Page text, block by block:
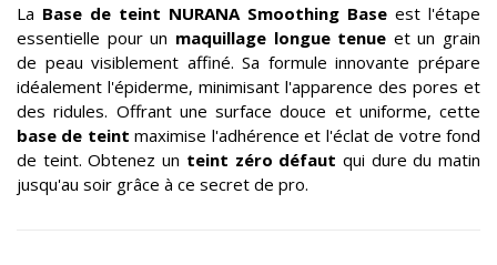
La Base de teint NURANA Smoothing Base est l'étape
essentielle pour un maquillage longue tenue et un grain
de peau visiblement affiné. Sa formule innovante prépare
idéalement l'épiderme, minimisant l'apparence des pores et
des ridules. Offrant une surface douce et uniforme, cette
base de teint maximise l'adhérence et l'éclat de votre fond
de teint. Obtenez un teint zéro défaut qui dure du matin
jusqu'au soir grâce à ce secret de pro.